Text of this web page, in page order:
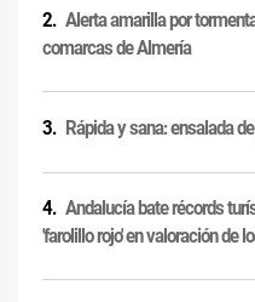
Alerta amarilla por
comarcas de Almería
Rápida y sana: ensalada
Andalucía bate récords
'farolillo rojo' en valoración de